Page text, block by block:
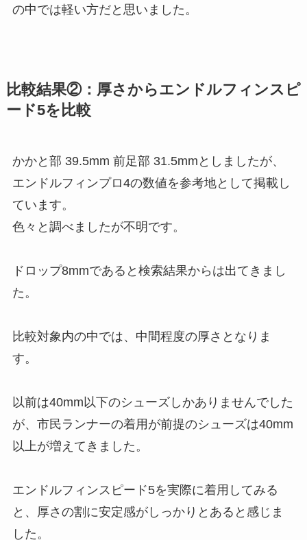
の中では軽い方だと思いました。
比較結果②：厚さからエンドルフィンスピ
ード5を比較
かかと部 39.5mm 前足部 31.5mmとしましたが、
エンドルフィンプロ4の数値を参考地として掲載し
ています。
色々と調べましたが不明です。
ドロップ8mmであると検索結果からは出てきまし
た。
比較対象内の中では、中間程度の厚さとなりま
す。
以前は40mm以下のシューズしかありませんでした
が、市民ランナーの着用が前提のシューズは40mm
以上が増えてきました。
エンドルフィンスピード5を実際に着用してみる
と、厚さの割に安定感がしっかりとあると感じま
した。